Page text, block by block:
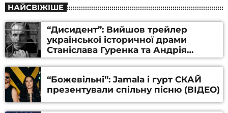
НАЙСВІЖІШЕ
“Дисидент”: Вийшов трейлер
української історичної драми
Станіслава Гуренка та Андрія
Алфьорова (ВІДЕО)
“Божевільні”: Jamala і гурт СКАЙ
презентували спільну пісню (ВІДЕО)